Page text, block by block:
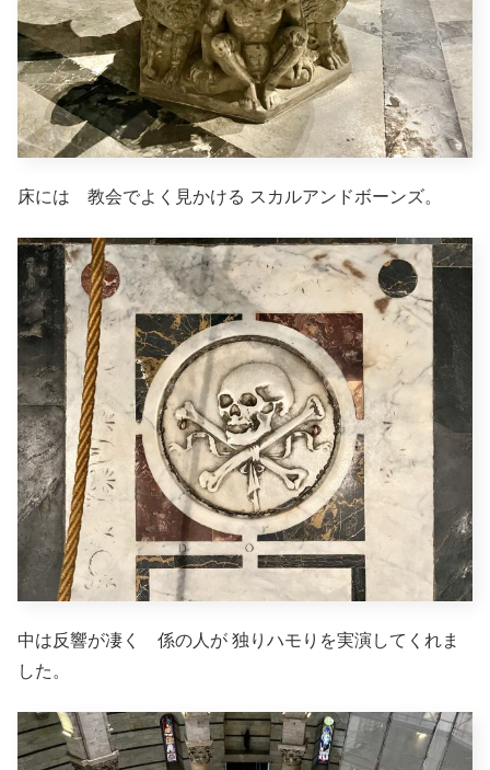
床には 教会でよく見かける スカルアンドボーンズ。
中は反響が凄く 係の人が 独りハモりを実演してくれま
した。